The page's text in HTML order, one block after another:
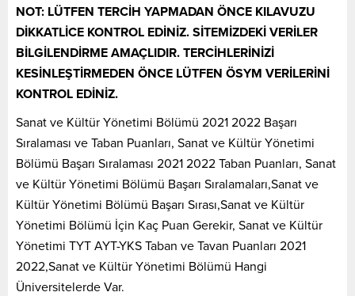
NOT: LÜTFEN TERCİH YAPMADAN ÖNCE KILAVUZU
DİKKATLİCE KONTROL EDİNİZ. SİTEMİZDEKİ VERİLER
BİLGİLENDİRME AMAÇLIDIR. TERCİHLERİNİZİ
KESİNLEŞTİRMEDEN ÖNCE LÜTFEN ÖSYM VERİLERİNİ
KONTROL EDİNİZ.
Sanat ve Kültür Yönetimi Bölümü 2021 2022 Başarı
Sıralaması ve Taban Puanları, Sanat ve Kültür Yönetimi
Bölümü Başarı Sıralaması 2021 2022 Taban Puanları, Sanat
ve Kültür Yönetimi Bölümü Başarı Sıralamaları,Sanat ve
Kültür Yönetimi Bölümü Başarı Sırası,Sanat ve Kültür
Yönetimi Bölümü İçin Kaç Puan Gerekir, Sanat ve Kültür
Yönetimi TYT AYT-YKS Taban ve Tavan Puanları 2021
2022,Sanat ve Kültür Yönetimi Bölümü Hangi
Üniversitelerde Var.